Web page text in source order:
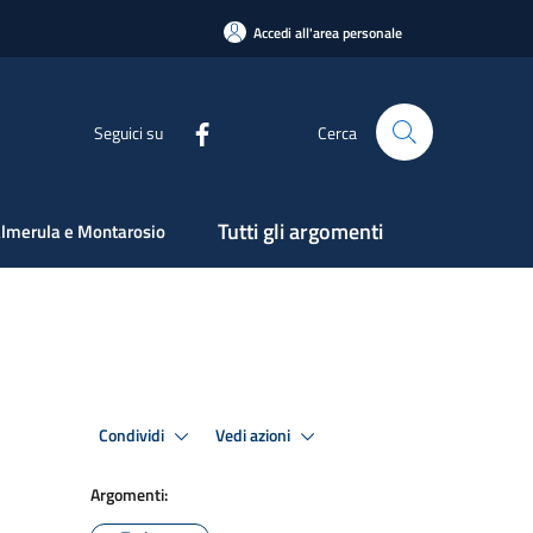
Accedi all'area personale
Seguici su Cerca
e Montarosio Tutti gli argomenti
Condividi Vedi azioni
Argomenti: